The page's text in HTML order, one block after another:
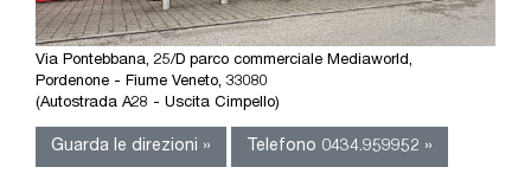
Via Pontebbana, 25/D parco commerciale Mediaworld,
Pordenone - Fiume Veneto, 33080
(Autostrada A28 - Uscita Cimpello)
Guarda le direzioni » Telefono 0434.959952 »